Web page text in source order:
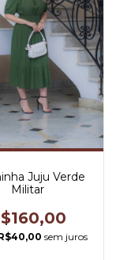
Juju Verde
Militar
sem juros